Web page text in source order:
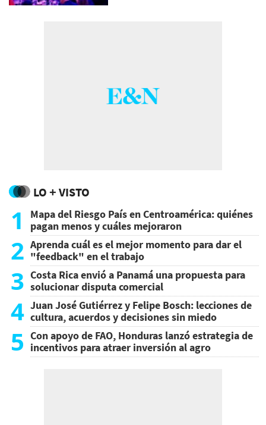
LO + VISTO
1
Mapa del Riesgo País en Centroamérica: quiénes
pagan menos y cuáles mejoraron
2 Aprenda cuál es el mejor momento para dar el
"feedback" en el trabajo
3 Costa Rica envió a Panamá una propuesta para
solucionar disputa comercial
4 Juan José Gutiérrez y Felipe Bosch: lecciones de
cultura, acuerdos y decisiones sin miedo
5 Con apoyo de FAO, Honduras lanzó estrategia de
incentivos para atraer inversión al agro